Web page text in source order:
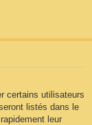
certains utilisateurs
listés dans le
leur